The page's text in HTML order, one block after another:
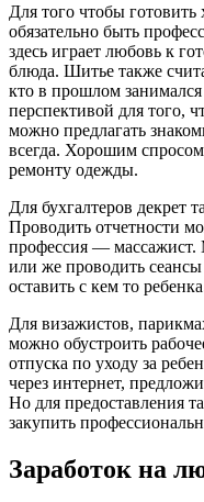
Для того чтобы
обязательно быть
здесь играет любовь к
блюда. Шитье также
кто в прошлом
перспективой для того,
можно предлагать
всегда. Хорошим
ремонту одежды.
Для бухгалтеров декрет
Проводить отчетности
профессия ―
или же проводить
оставить с кем то
Для визажистов,
можно обустроить
отпуска по уходу за
через интернет,
Но для предоставления
закупить
Заработок на